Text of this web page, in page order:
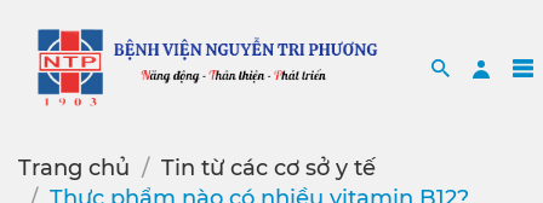
Search
Trang chủ
Tin từ các cơ sở y tế